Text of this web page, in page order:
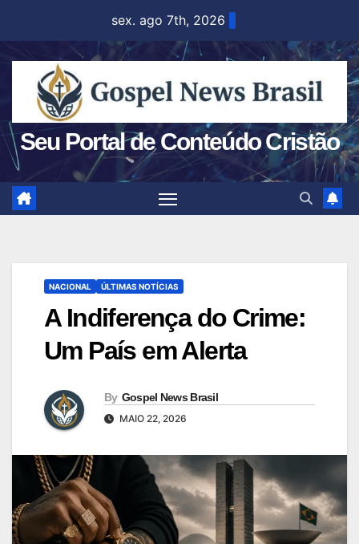
content
sex. ago 7th, 2026
Seu Portal de Conteúdo Cristão
NACIONAL ÚLTIMAS NOTÍCIAS
A Indiferença do Crime:
Um País em Alerta
By Gospel News Brasil
MAIO 22, 2026